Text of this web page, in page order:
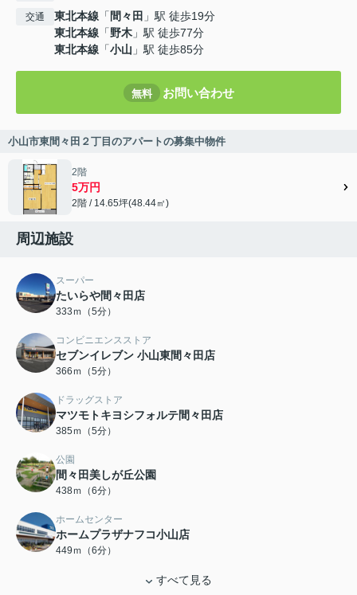
交通 東北本線 「 間々田 」駅 徒歩19分
東北本線 「野木 」駅 徒歩77分
東北本線 「小山 」駅 徒歩85分
無料 お問い合わせ
小山市東間々田２丁目のアパートの募集中物件
2階
5万円
2階 / 14.65坪(48.44㎡)
周辺施設
スーパー
たいらや間々田店
333ｍ（5分）
コンビニエンスストア
セブンイレブン 小山東間々田店
366ｍ（5分）
ドラッグストア
マツモトキヨシフォルテ間々田店
385ｍ（5分）
公園
間々田美しが丘公園
438ｍ（6分）
ホームセンター
ホームプラザナフコ小山店
449ｍ（6分）
すべて見る